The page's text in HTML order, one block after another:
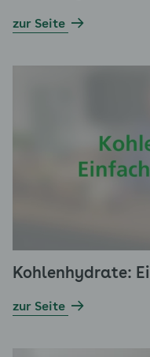
zur Seite
Kohlenhydrate:
zur Seite